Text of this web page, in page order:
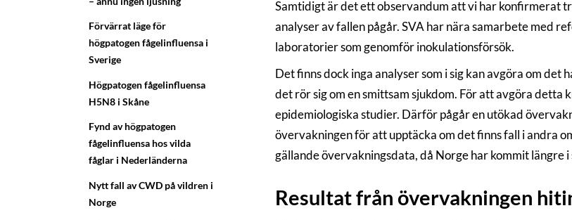
Förvärrat läge för
högpatogen fågelinfluensa i
Sverige
Högpatogen fågelinfluensa
H5N8 i Skåne
Fynd av högpatogen
fågelinfluensa hos vilda
fåglar i Nederländerna
Nytt fall av CWD på vildren i
Norge
Samtidigt är det ett observandum att vi har konfirmerat
analyser av fallen pågår. SVA har nära samarbete med
laboratorier som genomför inokulationsförsök.
Det finns dock inga analyser som i sig kan avgöra om
det rör sig om en smittsam sjukdom. För att avgöra
epidemiologiska studier. Därför pågår en utökad
övervakningen för att upptäcka om det finns fall i andra
gällande övervakningsdata, då Norge har kommit längre
Resultat från övervakningen